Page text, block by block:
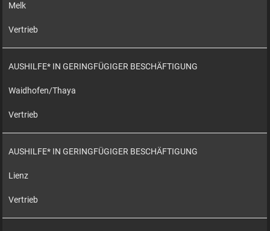
Melk
Vertrieb
AUSHILFE* IN GERINGFÜGIGER BESCHÄFTIGUNG
Waidhofen/Thaya
Vertrieb
AUSHILFE* IN GERINGFÜGIGER BESCHÄFTIGUNG
Lienz
Vertrieb